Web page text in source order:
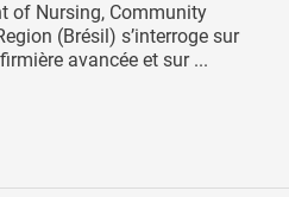
of Nursing, Community
(Brésil) s’interroge sur
avancée et sur ...